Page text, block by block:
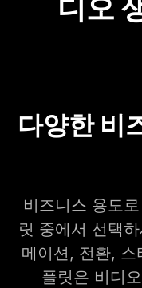
디오
다양한 비
비즈니스 용도
릿 중에서 선택
메이션, 전환, 스
플릿은 비디